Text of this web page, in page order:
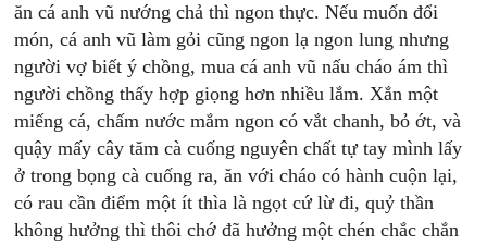
ăn cá anh vũ nướng chả thì ngon thực. Nếu muốn đổi
món, cá anh vũ làm gỏi cũng ngon lạ ngon lung nhưng
người vợ biết ý chồng, mua cá anh vũ nấu cháo ám thì
người chồng thấy hợp giọng hơn nhiều lắm. Xắn một
miếng cá, chấm nước mắm ngon có vắt chanh, bỏ ớt, và
quậy mấy cây tăm cà cuống nguyên chất tự tay mình lấy
ở trong bọng cà cuống ra, ăn với cháo có hành cuộn lại,
có rau cần điểm một ít thìa là ngọt cứ lừ đi, quỷ thần
không hưởng thì thôi chớ đã hưởng một chén chắc chắn